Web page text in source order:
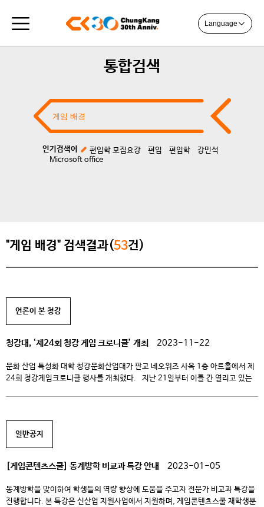
Language
통합검색
인기검색어 편입학 모집요강 편입 편입학
강민석
Microsoft office
"게임 배경" 검색결과(53건)
언론이 본 청강
청강대, ‘제24회 청강 게임 크로니클’ 개최 2023-11-22
문화 산업 특성화 대학 청강문화산업대가 판교 네오위즈 사옥 1층 아트홀에서 제
24회 청강게임크로니클 행사를 개최했다. 지난 21일부터 이틀 간 열리고 있는
일반공지
[게임콘텐츠스쿨] 동계방학 비교과 특강 안내 2023-01-05
동계방학을 맞이하여 학생들의 역량 향상에 도움을 주고자 전문가 비교과 특강을
진행합니다. 본 특강은 신산업 지원사업에서 지원하며, 게임콘텐츠스쿨 재학생뿐